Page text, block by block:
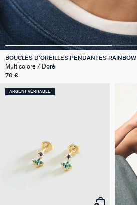
BOUCLES D'OREILLES PENDANTES RAINBOW
Multicolore / Doré
70 €
ARGENT VÉRITABLE